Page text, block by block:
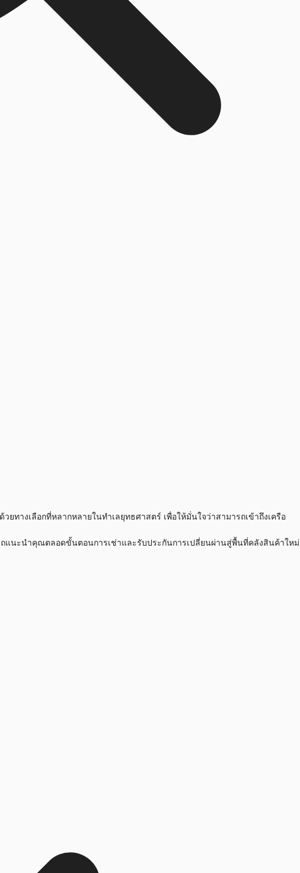
ทางเลือกที่หลากหลายในทำเลยุทธศาสตร์ เพื่อให้มั่นใจว่าสามารถเข้าถึงเครือ
แนะนำคุณตลอดขั้นตอนการเช่าและรับประกันการเปลี่ยนผ่านสู่พื้นที่คลังสินค้าใหม่